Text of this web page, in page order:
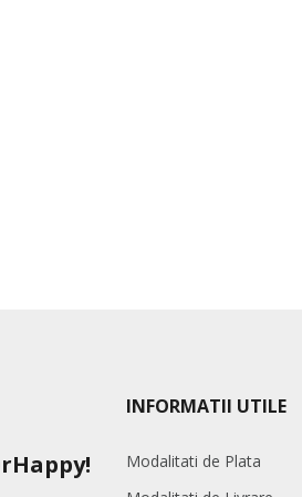
INFORMATII UTILE
Modalitati de Plata